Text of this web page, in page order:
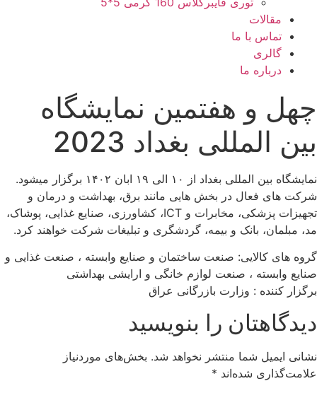
مقالات
تماس با ما
گالری
درباره ما
چهل و هفتمین نمایشگاه
بین المللی بغداد 2023
نمایشگاه بین المللی بغداد از ۱۰ الی ۱۹ ابان ۱۴۰۲ برگزار میشود.
شرکت های فعال در بخش هایی مانند برق، بهداشت و درمان و
تجهیزات پزشکی، مخابرات و ICT، کشاورزی، صنایع غذایی، پوشاک،
مد، مبلمان، بانک و بیمه، گردشگری و تبلیغات شرکت خواهند کرد.
گروه های کالایی: صنعت ساختمان و صنایع وابسته ، صنعت غذایی و
صنایع وابسته ، صنعت لوازم خانگی و ارایشی بهداشتی
برگزار کننده : وزارت بازرگانی عراق
دیدگاهتان را بنویسید
نشانی ایمیل شما منتشر نخواهد شد. بخش‌های موردنیاز
علامت‌گذاری شده‌اند *